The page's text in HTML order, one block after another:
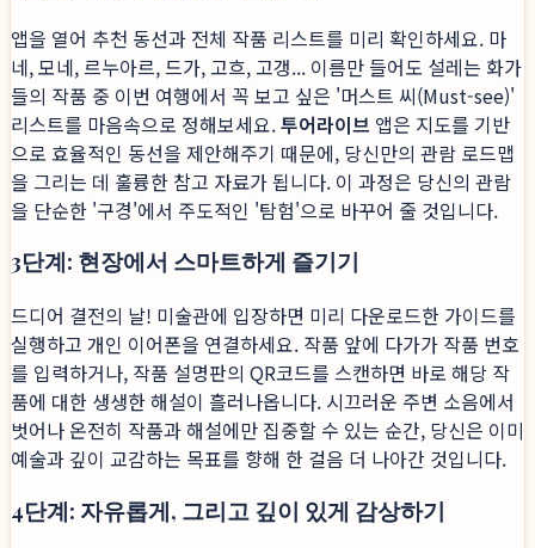
앱을 열어 추천 동선과 전체 작품 리스트를 미리 확인하세요. 마
네, 모네, 르누아르, 드가, 고흐, 고갱... 이름만 들어도 설레는 화가
들의 작품 중 이번 여행에서 꼭 보고 싶은 '머스트 씨(Must-see)'
리스트를 마음속으로 정해보세요.투어라이브 앱은 지도를 기반
으로 효율적인 동선을 제안해주기 때문에, 당신만의 관람 로드맵
을 그리는 데 훌륭한 참고 자료가 됩니다. 이 과정은 당신의 관람
을 단순한 '구경'에서 주도적인 '탐험'으로 바꾸어 줄 것입니다.
3단계: 현장에서 스마트하게 즐기기
드디어 결전의 날! 미술관에 입장하면 미리 다운로드한 가이드를
실행하고 개인 이어폰을 연결하세요. 작품 앞에 다가가 작품 번호
를 입력하거나, 작품 설명판의 QR코드를 스캔하면 바로 해당 작
품에 대한 생생한 해설이 흘러나옵니다. 시끄러운 주변 소음에서
벗어나 온전히 작품과 해설에만 집중할 수 있는 순간, 당신은 이미
예술과 깊이 교감하는 목표를 향해 한 걸음 더 나아간 것입니다.
4단계: 자유롭게, 그리고 깊이 있게 감상하기